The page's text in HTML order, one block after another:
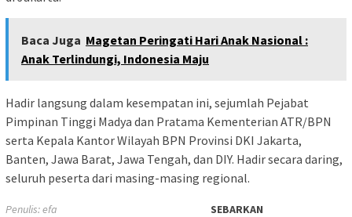
Baca Juga Magetan Peringati Hari Anak Nasional :
Anak Terlindungi, Indonesia Maju
Hadir langsung dalam kesempatan ini, sejumlah Pejabat
Pimpinan Tinggi Madya dan Pratama Kementerian ATR/BPN
serta Kepala Kantor Wilayah BPN Provinsi DKI Jakarta,
Banten, Jawa Barat, Jawa Tengah, dan DIY. Hadir secara daring,
seluruh peserta dari masing-masing regional.
Penulis: efa SEBARKAN